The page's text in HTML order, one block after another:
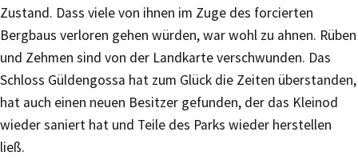
Zustand. Dass viele von ihnen im Zuge des forcierten
Bergbaus verloren gehen würden, war wohl zu ahnen. Rüben
und Zehmen sind von der Landkarte verschwunden. Das
Schloss Güldengossa hat zum Glück die Zeiten überstanden,
hat auch einen neuen Besitzer gefunden, der das Kleinod
wieder saniert hat und Teile des Parks wieder herstellen
ließ.